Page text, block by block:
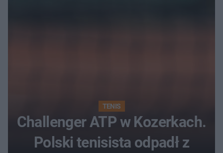
TENIS
Challenger ATP w Kozerkach.
Polski tenisista odpadł z